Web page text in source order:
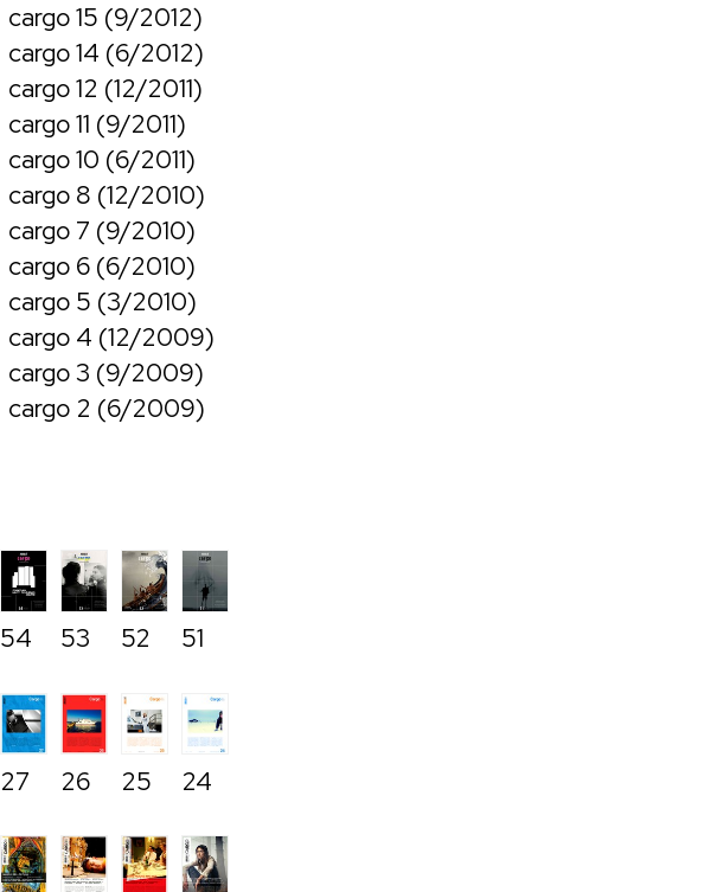
cargo 15 (9/2012)
cargo 14 (6/2012)
cargo 12 (12/2011)
cargo 11 (9/2011)
cargo 10 (6/2011)
cargo 8 (12/2010)
cargo 7 (9/2010)
cargo 6 (6/2010)
cargo 5 (3/2010)
cargo 4 (12/2009)
cargo 3 (9/2009)
cargo 2 (6/2009)
54 53 52 51
27 26 25 24